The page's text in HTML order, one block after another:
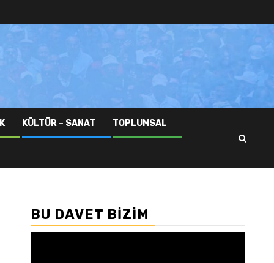
KÜLTÜR – SANAT TOPLUMSAL
BU DAVET BIZIM